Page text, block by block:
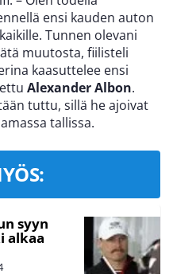
ensi kauden auton
Tunnen olevani
muutosta, fiilisteli
kaasuttelee ensi
Alexander Albon.
tuttu, sillä he ajoivat
tallissa.
syyn
alkaa